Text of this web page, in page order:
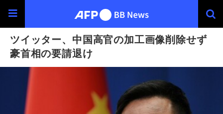
ツイッター、中国高官の加工画像削除せず
豪首相の要請退け